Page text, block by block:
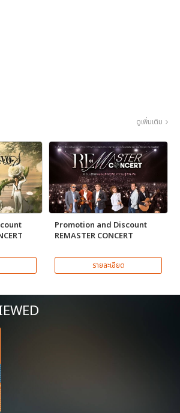
ดูเพิ่มเติม
Promotion and Discount
REMASTER CONCERT
รายละเอียด